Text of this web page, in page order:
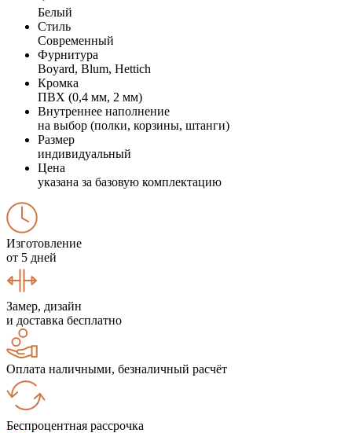
Белый
Стиль
Современный
Фурнитура
Boyard, Blum, Hettich
Кромка
ПВХ (0,4 мм, 2 мм)
Внутреннее наполнение
на выбор (полки, корзины, штанги)
Размер
индивидуальный
Цена
указана за базовую комплектацию
Изготовление
от 5 дней
Замер, дизайн
и доставка бесплатно
Оплата наличными, безналичный расчёт
Беспроцентная рассрочка